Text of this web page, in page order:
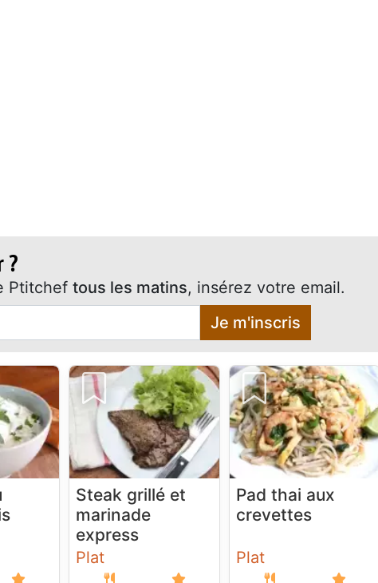
?
Ptitcheftous les matins, insérez votre email.
Je m'inscris
Steak grillé et
marinade
express
Plat
Pad thai aux
crevettes
Plat